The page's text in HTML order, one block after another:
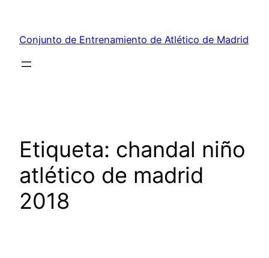
contenido
Conjunto de Entrenamiento de Atlético de Madrid
Etiqueta: chandal niño
atlético de madrid
2018